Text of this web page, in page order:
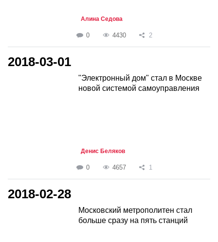
Алина Седова
0 4430 2
2018-03-01
"Электронный дом" стал в Москве
новой системой самоуправления
Денис Беляков
0 4657 1
2018-02-28
Московский метрополитен стал
больше сразу на пять станций